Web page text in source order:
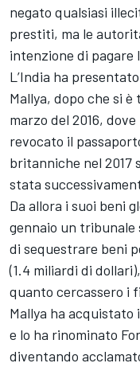
negato qualsiasi
prestiti, ma le
intenzione di pagare
L’India ha
Mallya, dopo che si
marzo del 2016,
revocato il
britanniche nel 2017
stata
Da allora i suoi beni
gennaio un tribunale
di sequestrare beni
(1.4 miliardi di
quanto cercassero i
Mallya ha acquistato
e lo ha rinominato
diventando